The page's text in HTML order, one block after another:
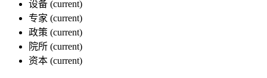
设备 (current)
专家 (current)
政策 (current)
院所 (current)
资本 (current)